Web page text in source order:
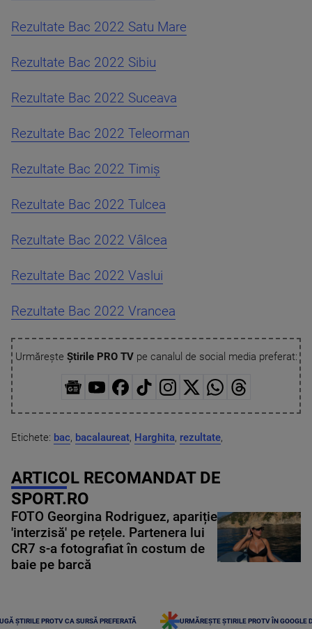
Rezultate Bac 2022 Satu Mare
Rezultate Bac 2022 Sibiu
Rezultate Bac 2022 Suceava
Rezultate Bac 2022 Teleorman
Rezultate Bac 2022 Timiș
Rezultate Bac 2022 Tulcea
Rezultate Bac 2022 Vâlcea
Rezultate Bac 2022 Vaslui
Rezultate Bac 2022 Vrancea
Urmărește Știrile PRO TVpe canalul de social media preferat:
Etichete: bac, bacalaureat, Harghita, rezultate,
ARTICOL RECOMANDAT DE
SPORT.RO
FOTO Georgina Rodriguez, apariție
'interzisă' pe rețele. Partenera lui
CR7 s-a fotografiat în costum de
baie pe barcă
ȘTIRILE PROTV CA SURSĂ PREFERATĂ URMĂREȘTE ȘTIRILE PROTV ÎN GOOGLE